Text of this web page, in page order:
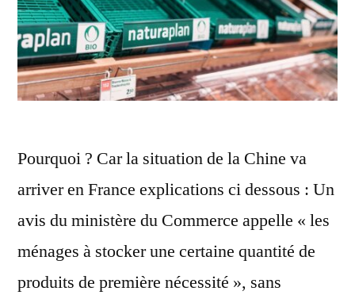
Pourquoi ? Car la situation de la Chine va
arriver en France explications ci dessous : Un
avis du ministère du Commerce appelle « les
ménages à stocker une certaine quantité de
produits de première nécessité », sans